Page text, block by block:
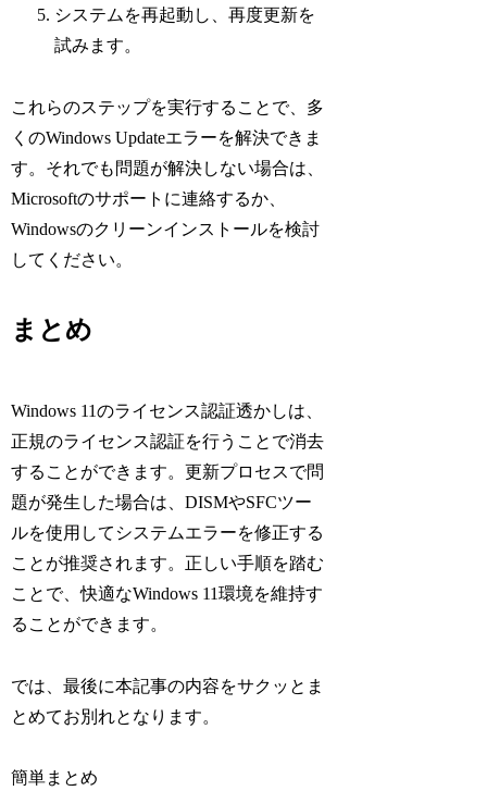
システムを再起動し、再度更新を
試みます。
これらのステップを実行することで、多
くのWindows Updateエラーを解決できま
す。それでも問題が解決しない場合は、
Microsoftのサポートに連絡するか、
Windowsのクリーンインストールを検討
してください。
まとめ
Windows 11のライセンス認証透かしは、
正規のライセンス認証を行うことで消去
することができます。更新プロセスで問
題が発生した場合は、DISMやSFCツー
ルを使用してシステムエラーを修正する
ことが推奨されます。正しい手順を踏む
ことで、快適なWindows 11環境を維持す
ることができます。
では、最後に本記事の内容をサクッとま
とめてお別れとなります。
簡単まとめ